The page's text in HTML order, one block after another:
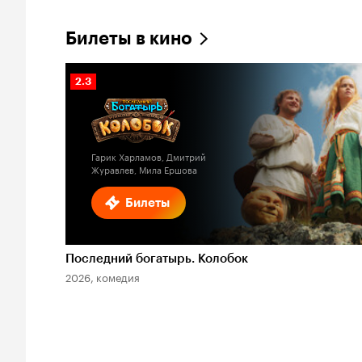
Билеты в кино
Билеты
Рейтинг
Кинопоиска
2.3
Гарик Харламов, Дмитрий
Журавлев, Мила Ершова
Последний богатырь. Колобок
2026, комедия